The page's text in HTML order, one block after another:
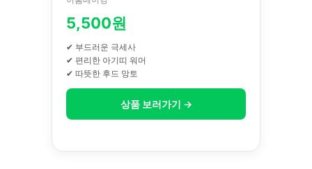
5,500원
✔ 부드러운 극세사
✔ 편리한 아기띠 워머
✔ 따뜻한 후드 망토
상품 보러가기 →